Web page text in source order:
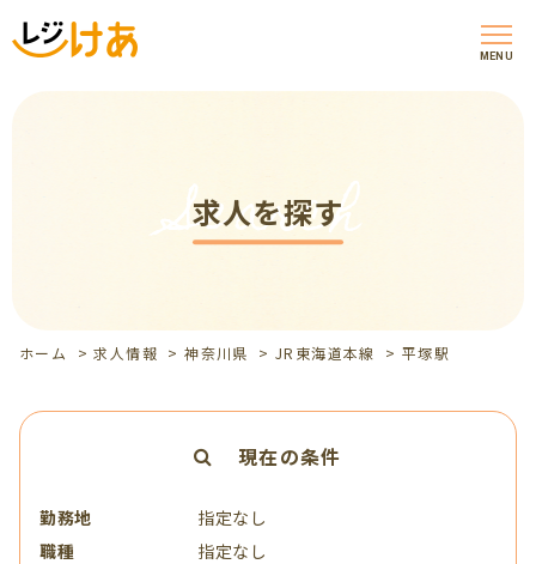
MENU
求人を探す
Search
ホーム >求人情報 >神奈川県 >JR東海道本線 >平塚駅
現在の条件
勤務地
指定なし
職種
指定なし